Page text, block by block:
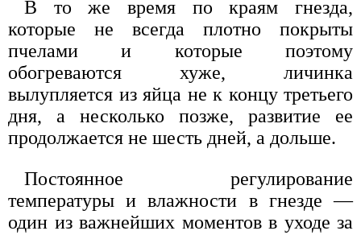
В то же время по краям гнезда,
которые не всегда плотно покрыты
пчелами и которые поэтому
обогреваются хуже, личинка
вылупляется из яйца не к концу третьего
дня, а несколько позже, развитие ее
продолжается не шесть дней, а дольше.
Постоянное регулирование
температуры и влажности в гнезде —
один из важнейших моментов в уходе за